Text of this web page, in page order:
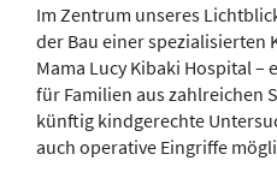
Im Zentrum unseres
der Bau einer spezialisierten
Mama Lucy Kibaki Hospital
für Familien aus zahlreichen
künftig kindgerechte
auch operative Eingriffe